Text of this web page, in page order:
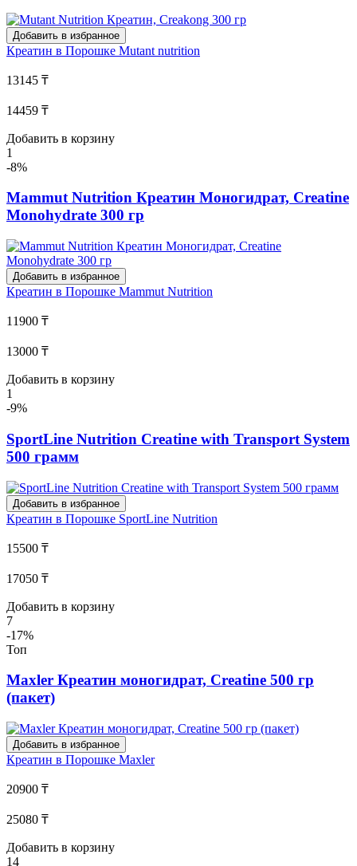
Добавить в избранное
Креатин в Порошке Mutant nutrition
13145 ₸
14459 ₸
Добавить в корзину
1
-8%
Mammut Nutrition Креатин Моногидрат, Creatine
Monohydrate 300 гр
Добавить в избранное
Креатин в Порошке Mammut Nutrition
11900 ₸
13000 ₸
Добавить в корзину
1
-9%
SportLine Nutrition Creatine with Transport System
500 грамм
Добавить в избранное
Креатин в Порошке SportLine Nutrition
15500 ₸
17050 ₸
Добавить в корзину
7
-17%
Топ
Maxler Креатин моногидрат, Creatine 500 гр
(пакет)
Добавить в избранное
Креатин в Порошке Maxler
20900 ₸
25080 ₸
Добавить в корзину
14